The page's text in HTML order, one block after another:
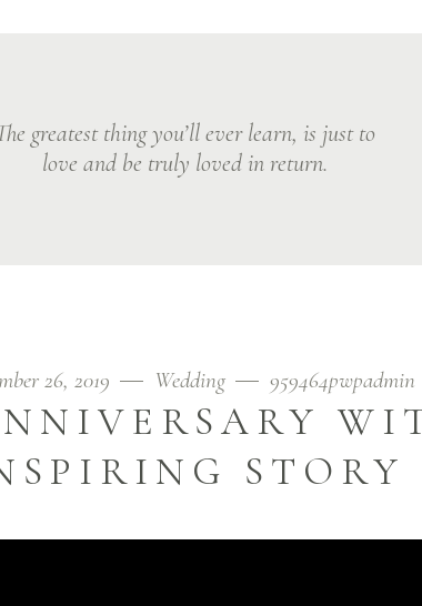
greatest thing you’ll ever learn, is just to
love and be truly loved in return.
26, 2019 Wedding 959464pwpadmin
STORY